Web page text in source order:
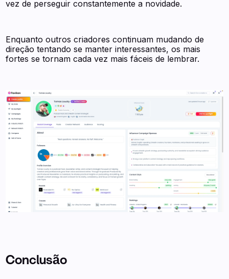
vez de perseguir constantemente a novidade.
Enquanto outros criadores continuam mudando de
direção tentando se manter interessantes, os mais
fortes se tornam cada vez mais fáceis de lembrar.
Conclusão